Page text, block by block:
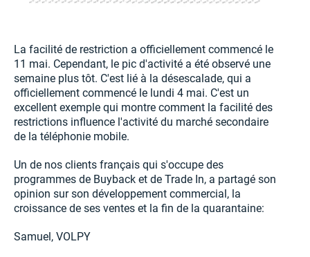
La facilité de restriction a officiellement commencé le
11 mai. Cependant, le pic d'activité a été observé une
semaine plus tôt. C'est lié à la désescalade, qui a
officiellement commencé le lundi 4 mai. C'est un
excellent exemple qui montre comment la facilité des
restrictions influence l'activité du marché secondaire
de la téléphonie mobile.
Un de nos clients français qui s'occupe des
programmes de Buyback et de Trade In, a partagé son
opinion sur son développement commercial, la
croissance de ses ventes et la fin de la quarantaine:
Samuel, VOLPY